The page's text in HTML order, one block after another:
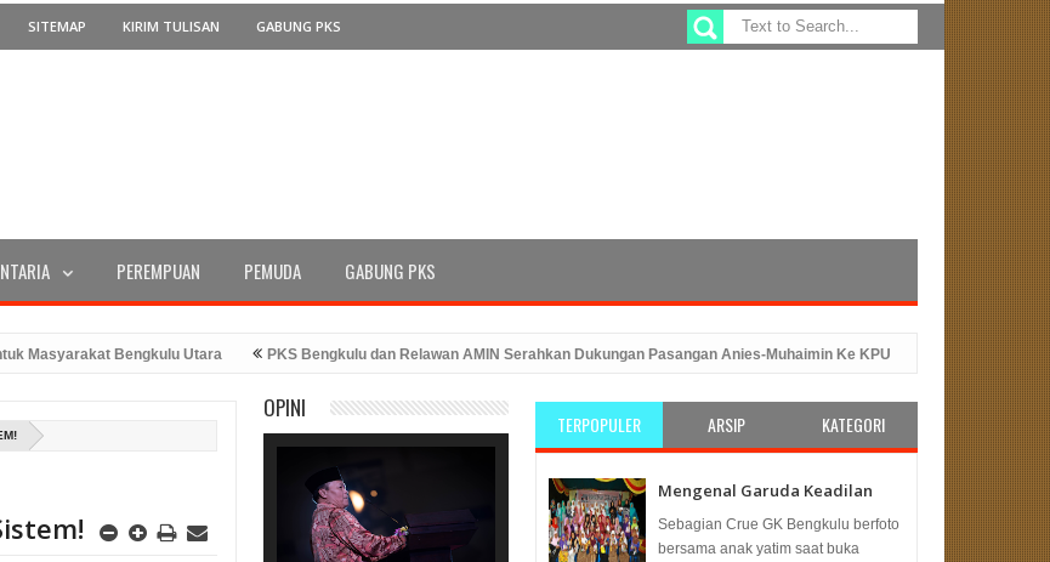
SITEMAP KIRIM TULISAN GABUNG PKS
PEREMPUAN PEMUDA GABUNG PKS
Bengkulu Utara PKS Bengkulu dan Relawan AMIN Serahkan Dukungan Pasangan Anies-Muhaimin Ke KPU Sefty Yuslinah Wakil
78 Tahun 2023 PKS Bengkulu: Solusi
Bang Hans TERPOPULER ARSIP KATEGORI
Mengenal Garuda Keadilan
Sebagian Crue GK Bengkulu berfoto
bersama anak yatim saat buka
OPINI